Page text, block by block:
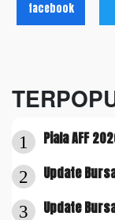
facebook
1 Piala AFF
2 Update
3 Update